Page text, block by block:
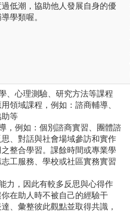
低潮，協助他人發展自身的優
學類喔。
、心理測驗、研究方法等課程
領域課程，例如：諮商輔導、
等
，例如：個別諮商實習、團體諮
、對話與社會場域參訪和實作
整合學習。課餘時間或專業學
工服務、學校或社區實務實習
力，因此有較多反思與心得作
在助人時不被自己的經驗干
、彙整彼此觀點並取得共識，